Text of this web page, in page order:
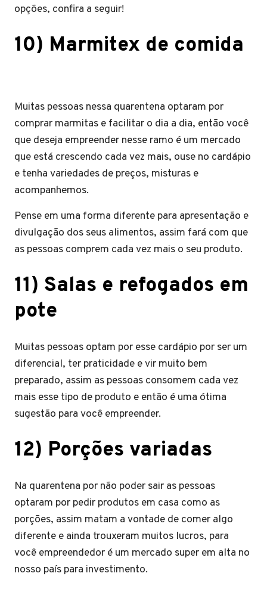
opções, confira a seguir!
10) Marmitex de comida
Muitas pessoas nessa quarentena optaram por
comprar marmitas e facilitar o dia a dia, então você
que deseja empreender nesse ramo é um mercado
que está crescendo cada vez mais, ouse no cardápio
e tenha variedades de preços, misturas e
acompanhemos.
Pense em uma forma diferente para apresentação e
divulgação dos seus alimentos, assim fará com que
as pessoas comprem cada vez mais o seu produto.
11) Salas e refogados em
pote
Muitas pessoas optam por esse cardápio por ser um
diferencial, ter praticidade e vir muito bem
preparado, assim as pessoas consomem cada vez
mais esse tipo de produto e então é uma ótima
sugestão para você empreender.
12) Porções variadas
Na quarentena por não poder sair as pessoas
optaram por pedir produtos em casa como as
porções, assim matam a vontade de comer algo
diferente e ainda trouxeram muitos lucros, para
você empreendedor é um mercado super em alta no
nosso país para investimento.